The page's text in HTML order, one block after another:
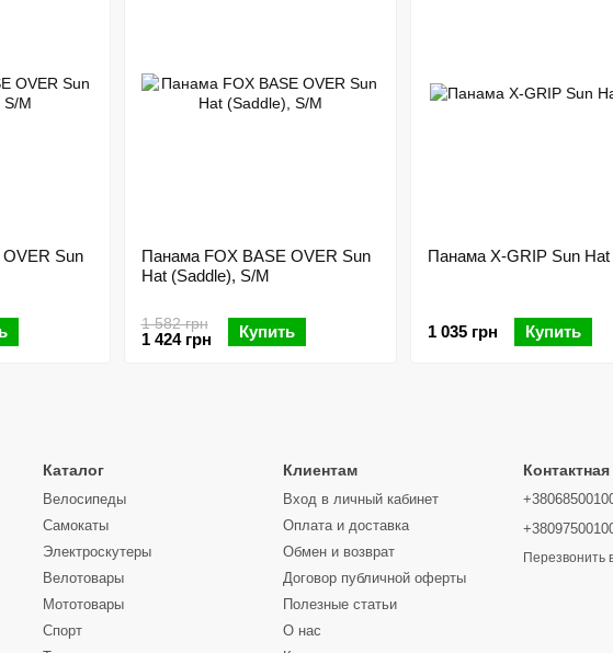
Sun
Панама FOX BASE OVER Sun
Hat (Saddle), S/M
1 582 грн
1 424 грн Купить
Панама X-GRIP Sun Hat
1 035 грн Купить
Каталог
Велосипеды
Самокаты
Электроскутеры
Велотовары
Мототовары
Спорт
Клиентам
Вход в личный кабинет
Оплата и доставка
Обмен и возврат
Договор публичной оферты
Полезные статьи
О нас
Перезвонить